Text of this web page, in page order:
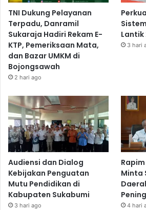
TNI Dukung Pelayanan
Terpadu, Danramil
Sukaraja Hadiri Rekam E-
KTP, Pemeriksaan Mata,
dan Bazar UMKM di
Bojongsawah
2 hari ago
Lantik
3 hari
Audiensi dan Dialog
Kebijakan Penguatan
Mutu Pendidikan di
Kabupaten Sukabumi
3 hari ago
Minta
4 hari